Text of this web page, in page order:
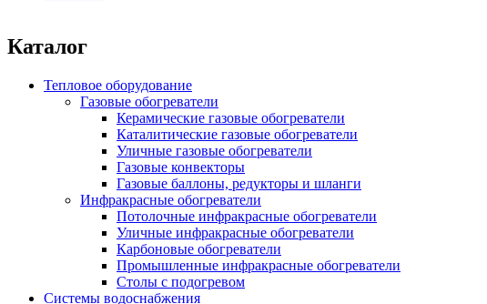
Каталог
Тепловое оборудование
Газовые обогреватели
Керамические газовые обогреватели
Каталитические газовые обогреватели
Уличные газовые обогреватели
Газовые конвекторы
Газовые баллоны, редукторы и шланги
Инфракрасные обогреватели
Потолочные инфракрасные обогреватели
Уличные инфракрасные обогреватели
Карбоновые обогреватели
Промышленные инфракрасные обогреватели
Столы с подогревом
Системы водоснабжения